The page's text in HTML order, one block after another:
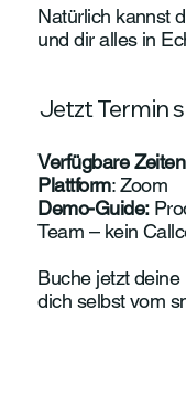
Natürlich kannst
und dir alles in
Verfügbare
Plattform: Zoom
Demo-Guide:
Team – kein
Buche jetzt deine
dich selbst vom
Jetzt Termin